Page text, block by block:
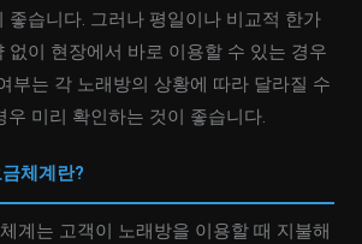
좋습니다. 그러나 평일이나 비교적 한가
없이 현장에서 바로 이용할 수 있는 경우
부는 각 노래방의 상황에 따라 달라질 수
우 미리 확인하는 것이 좋습니다.
체계란?
계는 고객이 노래방을 이용할 때 지불해